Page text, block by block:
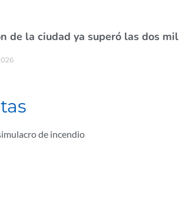
de la ciudad ya superó las dos mil
de incendio